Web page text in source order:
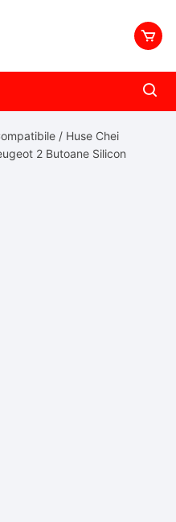
/ Huse Chei
2 Butoane Silicon